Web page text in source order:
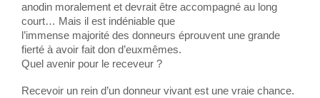
anodin moralement et devrait être accompagné au long
court… Mais il est indéniable que
l’immense majorité des donneurs éprouvent une grande
fierté à avoir fait don d’euxmêmes.
Quel avenir pour le receveur ?
Recevoir un rein d’un donneur vivant est une vraie chance.